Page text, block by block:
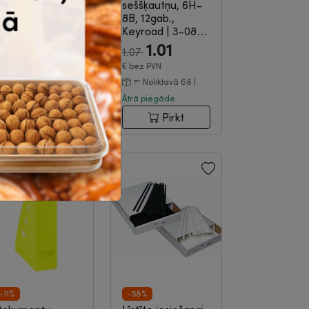
180
glancētas,
200lp., Ess...
Noliktavā 55 |
piegāde
Pirkt
seššķautņu, 6H-
8B, 12gab.,
Keyroad
3-08-
1.07 1.01
€ bez PVN
Noliktavā 68 |
Ātrā piegāde
Pirkt
-11%
-58%